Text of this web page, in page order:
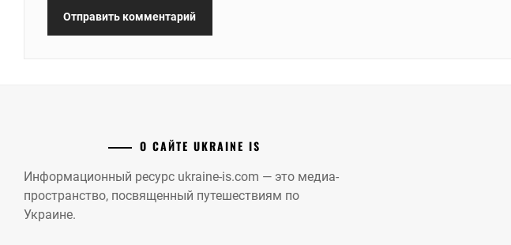
О САЙТЕ UKRAINE IS
Информационный ресурс ukraine-is.com — это медиа-
пространство, посвященный путешествиям по
Украине.